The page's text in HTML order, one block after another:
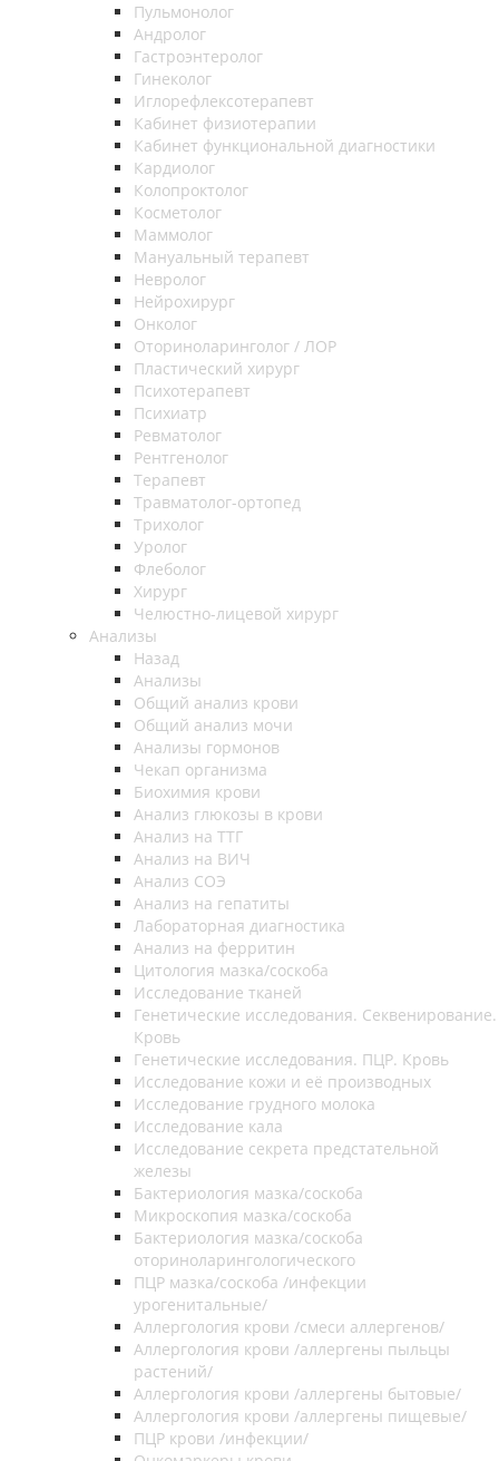
Пульмонолог
Андролог
Гастроэнтеролог
Гинеколог
Иглорефлексотерапевт
Кабинет физиотерапии
Кабинет функциональной диагностики
Кардиолог
Колопроктолог
Косметолог
Маммолог
Мануальный терапевт
Невролог
Нейрохирург
Онколог
Оториноларинголог / ЛОР
Пластический хирург
Психотерапевт
Психиатр
Ревматолог
Рентгенолог
Терапевт
Травматолог-ортопед
Трихолог
Уролог
Флеболог
Хирург
Челюстно-лицевой хирург
Анализы
Назад
Анализы
Общий анализ крови
Общий анализ мочи
Анализы гормонов
Чекап организма
Биохимия крови
Анализ глюкозы в крови
Анализ на ТТГ
Анализ на ВИЧ
Анализ СОЭ
Анализ на гепатиты
Лабораторная диагностика
Анализ на ферритин
Цитология мазка/соскоба
Исследование тканей
Генетические исследования. Секвенирование.
Кровь
Генетические исследования. ПЦР. Кровь
Исследование кожи и её производных
Исследование грудного молока
Исследование кала
Исследование секрета предстательной
железы
Бактериология мазка/соскоба
Микроскопия мазка/соскоба
Бактериология мазка/соскоба
оториноларингологического
ПЦР мазка/соскоба /инфекции
урогенитальные/
Аллергология крови /смеси аллергенов/
Аллергология крови /аллергены пыльцы
растений/
Аллергология крови /аллергены бытовые/
Аллергология крови /аллергены пищевые/
ПЦР крови /инфекции/